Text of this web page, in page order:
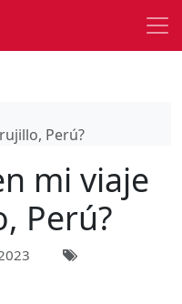
Perú?
mi viaje
Perú?